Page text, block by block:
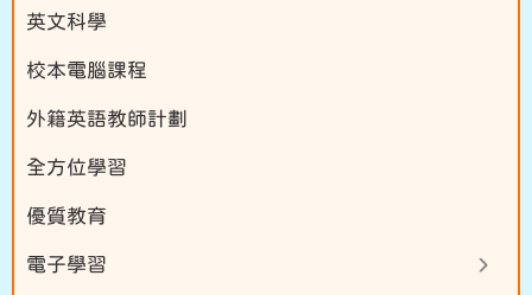
英文科學
校本電腦課程
外籍英語教師計劃
全方位學習
優質教育
電子學習